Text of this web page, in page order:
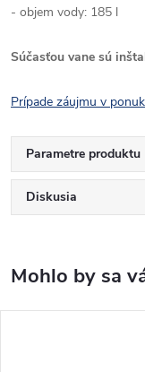
- objem vody: 185 l
Súčasťou vane sú
Prípade záujmu v
Parametre produktu
Diskusia